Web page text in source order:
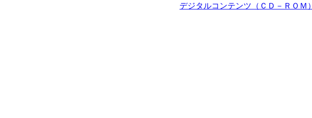
デジタルコンテンツ（ＣＤ－ＲＯＭ）